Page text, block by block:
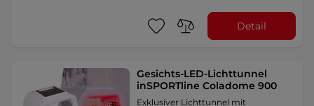
Detail
Gesichts-LED-Lichttunnel
inSPORTline Coladome 900
Exklusiver Lichttunnel mit